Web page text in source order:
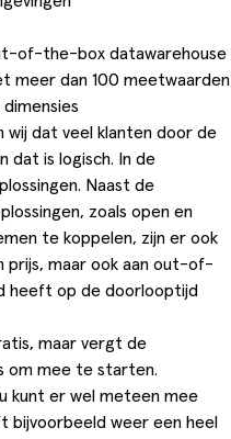
of-the-box datawarehouse
meer dan 100
dimensies
wij dat veel klanten door de
dat is logisch. In de
Naast de
zoals open en
te koppelen, zijn er ook
prijs, maar ook aan out-of-
heeft op de doorlooptijd
maar vergt de
om mee te starten.
kunt er wel meteen mee
bijvoorbeeld weer een heel